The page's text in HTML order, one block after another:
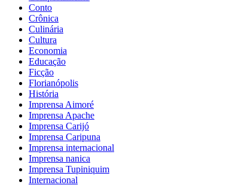
Conto
Crônica
Culinária
Cultura
Economia
Educação
Ficção
Florianópolis
História
Imprensa Aimoré
Imprensa Apache
Imprensa Carijó
Imprensa Caripuna
Imprensa internacional
Imprensa nanica
Imprensa Tupiniquim
Internacional